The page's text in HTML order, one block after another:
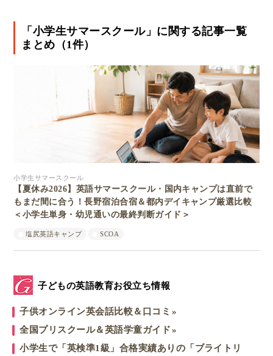
「小学生サマースクール」に関する記事一覧
まとめ（1件）
小学生サマースクール
【夏休み2026】英語サマースクール・国内キャンプは直前で
もまだ間に合う！長野宿泊合宿＆都内デイキャンプ厳選比較
＜小学生単身・幼児通いの最終判断ガイド＞
塩尻英語キャンプ SCOA
子どもの英語教育お役立ち情報
子供オンライン英会話比較＆口コミ
全国プリスクール＆英語学童ガイド
小学生で「英検準1級」合格実績ありの「ブライトリ